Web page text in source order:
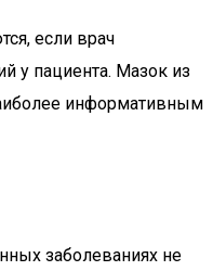
если врач
у пациента. Мазок из
информативным
заболеваниях не